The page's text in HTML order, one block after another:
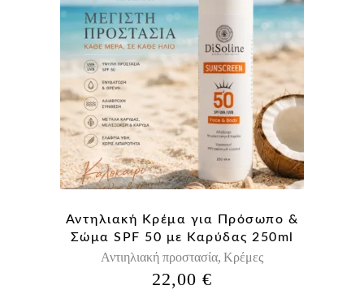
Αντηλιακή Κρέμα για Πρόσωπο &
Σώμα SPF 50 με Καρύδας 250ml
Αντιηλιακή προστασία, Κρέμες
22,00€